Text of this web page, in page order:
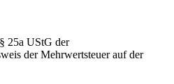
25a UStG der
der Mehrwertsteuer auf der